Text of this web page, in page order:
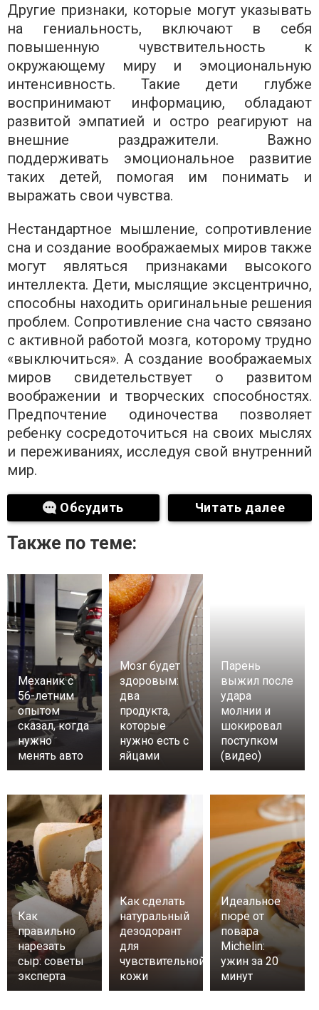
Другие признаки, которые могут указывать
на гениальность, включают в себя
повышенную чувствительность к
окружающему миру и эмоциональную
интенсивность. Такие дети глубже
воспринимают информацию, обладают
развитой эмпатией и остро реагируют на
внешние раздражители. Важно
поддерживать эмоциональное развитие
таких детей, помогая им понимать и
выражать свои чувства.
Нестандартное мышление, сопротивление
сна и создание воображаемых миров также
могут являться признаками высокого
интеллекта. Дети, мыслящие эксцентрично,
способны находить оригинальные решения
проблем. Сопротивление сна часто связано
с активной работой мозга, которому трудно
«выключиться». А создание воображаемых
миров свидетельствует о развитом
воображении и творческих способностях.
Предпочтение одиночества позволяет
ребенку сосредоточиться на своих мыслях
и переживаниях, исследуя свой внутренний
мир.
Обсудить Читать далее
Также по теме:
Механик с
56-летним
опытом
сказал, когда
нужно
менять авто
Мозг будет
здоровым:
два
продукта,
которые
нужно есть с
яйцами
Парень
выжил после
удара
молнии и
шокировал
поступком
(видео)
Как
правильно
нарезать
сыр: советы
эксперта
Как сделать
натуральный
дезодорант
для
чувствительной
кожи
Идеальное
пюре от
повара
Michelin:
ужин за 20
минут